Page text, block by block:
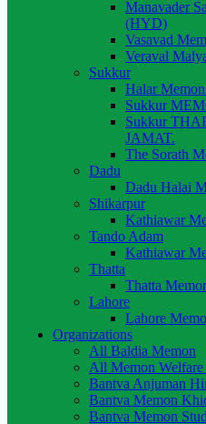
Manavader
(HYD)
Vasavad
Veraval
Sukkur
Halar
Sukkur
Sukkur
JAMAT.
The Sorath
Dadu
Dadu Halai
Shikarpur
Kathiawar
Tando Adam
Kathiawar
Thatta
Thatta
Lahore
Lahore
Organizations
All Baldia Memon
All Memon Welfare
Bantva Anjuman
Bantva Memon
Bantva Memon